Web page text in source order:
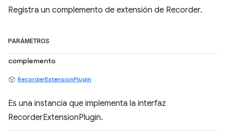
Registra un complemento de extensión de Recorder.
PARÁMETROS
complemento
RecorderExtensionPlugin
Es una instancia que implementa la interfaz
RecorderExtensionPlugin.